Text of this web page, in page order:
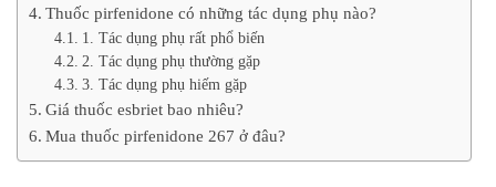
Thuốc pirfenidone có những tác dụng phụ nào?
1. Tác dụng phụ rất phổ biến
2. Tác dụng phụ thường gặp
3. Tác dụng phụ hiếm gặp
Giá thuốc esbriet bao nhiêu?
Mua thuốc pirfenidone 267 ở đâu?